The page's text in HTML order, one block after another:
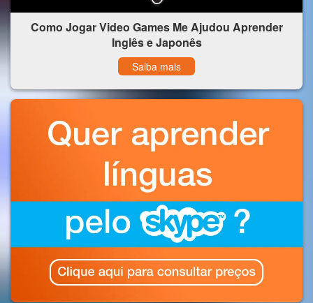
Como Jogar Video Games Me Ajudou Aprender
Inglês e Japonês
Saiba mais